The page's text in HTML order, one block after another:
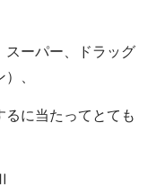
スーパー、ドラッグ
、
に当たってとても